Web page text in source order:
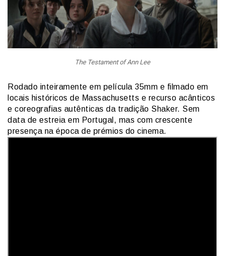
The Testament of Ann Lee
Rodado inteiramente em película 35mm e filmado em
locais históricos de Massachusetts e recurso acânticos
e coreografias autênticas da tradição Shaker. Sem
data de estreia em Portugal, mas com crescente
presença na época de prémios do cinema.